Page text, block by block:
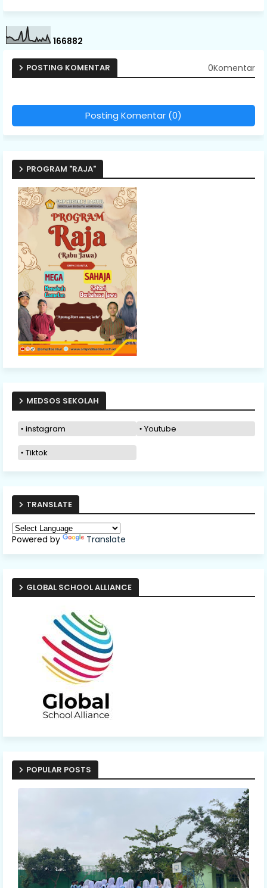
166882
POSTING KOMENTAR 0Komentar
Posting Komentar (0)
PROGRAM "RAJA"
MEDSOS SEKOLAH
instagram Youtube
Tiktok
TRANSLATE
Powered by Translate
GLOBAL SCHOOL ALLIANCE
POPULAR POSTS